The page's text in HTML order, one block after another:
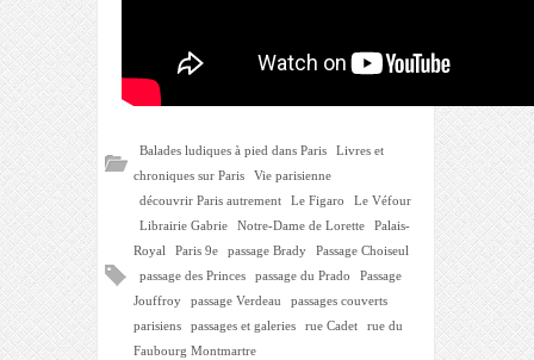
Balades ludiques à pied dans Paris
Livres et
chroniques sur Paris
Vie parisienne
découvrir Paris autrement
Le Figaro
Le Véfour
Librairie Gabrie
Notre-Dame de Lorette
Palais-
Royal
Paris 9e passage Brady
Passage Choiseul
passage des Princes
passage du Prado
Passage
Jouffroy
passage Verdeau
passages couverts
parisiens
passages et galeries rue Cadet
rue du
Faubourg Montmartre